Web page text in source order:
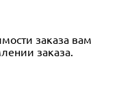
заказа вам
заказа.